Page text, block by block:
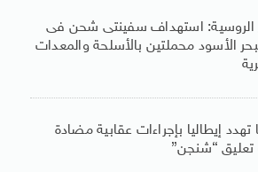
الروسية: استهداف سفينتى شحن فى
الأسود محملتين بالأسلحة والمعدات
تهدد إيطاليا بإجراءات عقابية مضادة
“شنجن”